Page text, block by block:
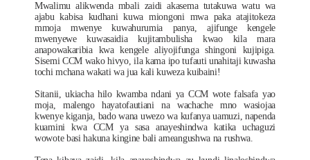
Mwalimu alikwenda mbali zaidi akasema tutakuwa watu wa
ajabu kabisa kudhani kuwa miongoni mwa paka atajitokeza
mmoja mwenye kuwahurumia panya, ajifunge kengele
mwenyewe kuwasaidia kujitambulisha kwao kila mara
anapowakaribia kwa kengele aliyojifunga shingoni kujipiga.
Sisemi CCM wako hivyo, ila kama ipo tufauti unahitaji kuwasha
tochi mchana wakati wa jua kali kuweza kuibaini!
Sitanii, ukiacha hilo kwamba ndani ya CCM wote falsafa yao
moja, malengo hayatofautiani na wachache mno wasiojaa
kwenye kiganja, bado wana uwezo wa kufanya uamuzi, napenda
kuamini kwa CCM ya sasa anayeshindwa katika uchaguzi
wowote basi hakuna kingine bali ameangushwa na rushwa.